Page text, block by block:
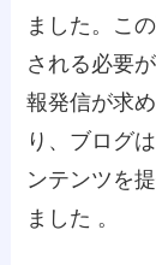
ました。こ
される必要
報発信が求
り、ブログ
ンテンツを
ました 。